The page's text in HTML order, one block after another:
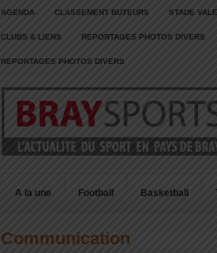
AGENDA CLASSEMENT BUTEURS STADE
CLUBS & LIENS REPORTAGES PHOTOS DIVERS
REPORTAGES PHOTOS DIVERS
A la une Football Basketball
Communication